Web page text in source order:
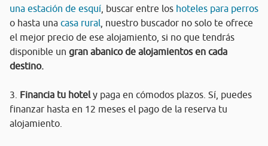
una estación de esquí , buscar entre los hoteles para perros
o hasta una casa rural , nuestro buscador no solo te ofrece
el mejor precio de ese alojamiento, si no que tendrás
disponible un gran abanico de alojamientos en cada
destino.
3. Financia tu hotely paga en cómodos plazos. Sí, puedes
finanzar hasta en 12 meses el pago de la reserva tu
alojamiento.